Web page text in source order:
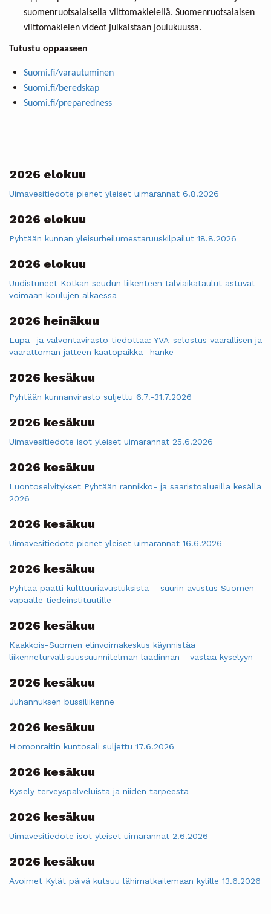
suomenruotsalaisella viittomakielellä. Suomenruotsalaisen
viittomakielen videot julkaistaan joulukuussa.
Tutustu oppaaseen
Suomi.fi/varautuminen
Suomi.fi/beredskap
Suomi.fi/preparedness
2026 elokuu
Uimavesitiedote pienet yleiset uimarannat 6.8.2026
2026 elokuu
Pyhtään kunnan yleisurheilumestaruuskilpailut 18.8.2026
2026 elokuu
Uudistuneet Kotkan seudun liikenteen talviaikataulut astuvat
voimaan koulujen alkaessa
2026 heinäkuu
Lupa- ja valvontavirasto tiedottaa: YVA-selostus vaarallisen ja
vaarattoman jätteen kaatopaikka -hanke
2026 kesäkuu
Pyhtään kunnanvirasto suljettu 6.7.-31.7.2026
2026 kesäkuu
Uimavesitiedote isot yleiset uimarannat 25.6.2026
2026 kesäkuu
Luontoselvitykset Pyhtään rannikko- ja saaristoalueilla kesällä
2026
2026 kesäkuu
Uimavesitiedote pienet yleiset uimarannat 16.6.2026
2026 kesäkuu
Pyhtää päätti kulttuuriavustuksista – suurin avustus Suomen
vapaalle tiedeinstituutille
2026 kesäkuu
Kaakkois-Suomen elinvoimakeskus käynnistää
liikenneturvallisuussuunnitelman laadinnan - vastaa kyselyyn
2026 kesäkuu
Juhannuksen bussiliikenne
2026 kesäkuu
Hiomonraitin kuntosali suljettu 17.6.2026
2026 kesäkuu
Kysely terveyspalveluista ja niiden tarpeesta
2026 kesäkuu
Uimavesitiedote isot yleiset uimarannat 2.6.2026
2026 kesäkuu
Avoimet Kylät päivä kutsuu lähimatkailemaan kylille 13.6.2026